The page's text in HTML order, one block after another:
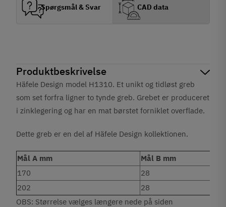
Produktbeskrivelse
Häfele Design model H1310. Et unikt og tidløst greb
som set forfra ligner to tynde greb. Grebet er produceret
i zinklegering og har en mat børstet forniklet overflade.
Dette greb er en del af Häfele Design kollektionen.
Mål A mm
Mål B mm
170
28
202
28
OBS: Størrelse vælges længere nede på siden
Spørgsmål & Svar CAD data